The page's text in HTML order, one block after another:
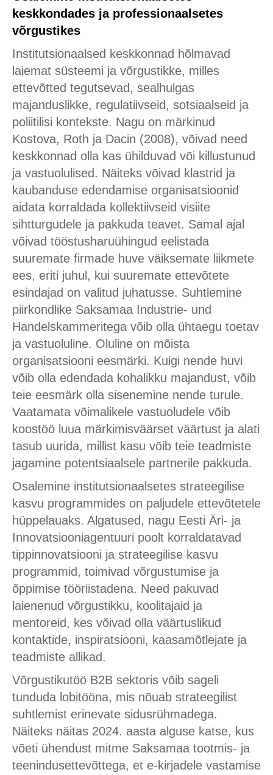
keskkondades ja professionaalsetes
võrgustikes
Institutsionaalsed keskkonnad hõlmavad
laiemat süsteemi ja võrgustikke, milles
ettevõtted tegutsevad, sealhulgas
majanduslikke, regulatiivseid, sotsiaalseid ja
poliitilisi kontekste. Nagu on märkinud
Kostova, Roth ja Dacin (2008), võivad need
keskkonnad olla kas ühilduvad või killustunud
ja vastuolulised. Näiteks võivad klastrid ja
kaubanduse edendamise organisatsioonid
aidata korraldada kollektiivseid visiite
sihtturgudele ja pakkuda teavet. Samal ajal
võivad tööstusharuühingud eelistada
suuremate firmade huve väiksemate liikmete
ees, eriti juhul, kui suuremate ettevõtete
esindajad on valitud juhatusse. Suhtlemine
piirkondlike Saksamaa Industrie- und
Handelskammeritega võib olla ühtaegu toetav
ja vastuoluline. Oluline on mõista
organisatsiooni eesmärki. Kuigi nende huvi
võib olla edendada kohalikku majandust, võib
teie eesmärk olla sisenemine nende turule.
Vaatamata võimalikele vastuoludele võib
koostöö luua märkimisväärset väärtust ja alati
tasub uurida, millist kasu võib teie teadmiste
jagamine potentsiaalsele partnerile pakkuda.
Osalemine institutsionaalsetes strateegilise
kasvu programmides on paljudele ettevõtetele
hüppelauaks. Algatused, nagu Eesti Äri- ja
Innovatsiooniagentuuri poolt korraldatavad
tippinnovatsiooni ja strateegilise kasvu
programmid, toimivad võrgustumise ja
õppimise tööriistadena. Need pakuvad
laienenud võrgustikku, koolitajaid ja
mentoreid, kes võivad olla väärtuslikud
kontaktide, inspiratsiooni, kaasamõtlejate ja
teadmiste allikad.
Võrgustikutöö B2B sektoris võib sageli
tunduda lobitööna, mis nõuab strateegilist
suhtlemist erinevate sidusrühmadega.
Näiteks näitas 2024. aasta alguse katse, kus
võeti ühendust mitme Saksamaa tootmis- ja
teenindusettevõttega, et e-kirjadele vastamise